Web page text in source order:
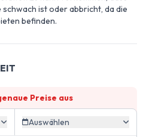
ist oder abbricht, da die
befinden.
Preise aus
Auswählen